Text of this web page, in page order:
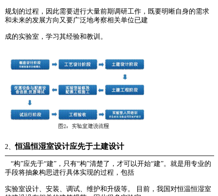
规划的过程，因此需要进行大量前期调研工作，既要明晰自身的需求
和未来的发展方向又要广泛地考察相关单位已建
成的实验室，学习其经验和教训。
2、恒温恒湿室设计应先于土建设计
“构”应先于“建”，只有“构”清楚了，才可以开始“建”。就是用专业的
手段将抽象构思进行具体实现的过程， 包括
实验室设计、安装、调试、维护和升级等。 目前，我国对恒温恒湿室